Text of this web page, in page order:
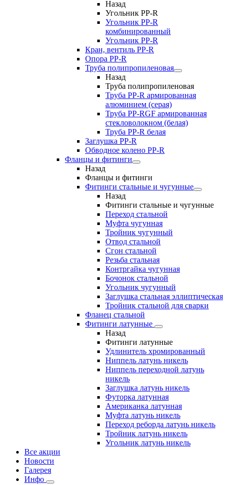
Назад
Угольник PP-R
Угольник РР-R
комбинированный
Угольник РР-R
Кран, вентиль PP-R
Опора PP-R
Труба полипропиленовая
Назад
Труба полипропиленовая
Труба PP-R армированная
алюминием (серая)
Труба PP-RGF армированная
стекловолокном (белая)
Труба РР-R белая
Заглушка PP-R
Обводное колено PP-R
Фланцы и фитинги
Назад
Фланцы и фитинги
Фитинги стальные и чугунные
Назад
Фитинги стальные и чугунные
Переход стальной
Муфта чугунная
Тройник чугунный
Отвод стальной
Сгон стальной
Резьба стальная
Контргайка чугунная
Бочонок стальной
Угольник чугунный
Заглушка стальная эллиптическая
Тройник стальной для сварки
Фланец стальной
Фитинги латунные
Назад
Фитинги латунные
Удлинитель хромированный
Ниппель латунь никель
Ниппель переходной латунь
никель
Заглушка латунь никель
Футорка латунная
Американка латунная
Муфта латунь никель
Переход реборда латунь никель
Тройник латунь никель
Угольник латунь никель
Все акции
Новости
Галерея
Инфо